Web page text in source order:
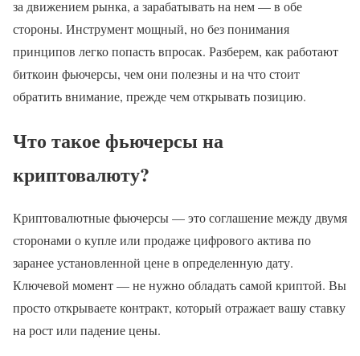
за движением рынка, а зарабатывать на нем — в обе
стороны. Инструмент мощный, но без понимания
принципов легко попасть впросак. Разберем, как работают
биткоин фьючерсы, чем они полезны и на что стоит
обратить внимание, прежде чем открывать позицию.
Что такое фьючерсы на
криптовалюту?
Криптовалютные фьючерсы — это соглашение между двумя
сторонами о купле или продаже цифрового актива по
заранее установленной цене в определенную дату.
Ключевой момент — не нужно обладать самой криптой. Вы
просто открываете контракт, который отражает вашу ставку
на рост или падение цены.